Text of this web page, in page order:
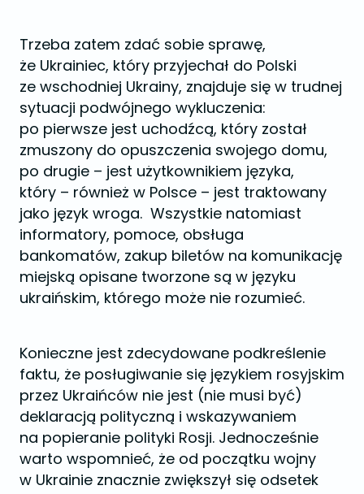
Trzeba zatem zdać sobie sprawę,
że Ukrainiec, który przyjechał do Polski
ze wschodniej Ukrainy, znajduje się w trudnej
sytuacji podwójnego wykluczenia:
po pierwsze jest uchodźcą, który został
zmuszony do opuszczenia swojego domu,
po drugie – jest użytkownikiem języka,
który – również w Polsce – jest traktowany
jako język wroga. Wszystkie natomiast
informatory, pomoce, obsługa
bankomatów, zakup biletów na komunikację
miejską opisane tworzone są w języku
ukraińskim, którego może nie rozumieć.
Konieczne jest zdecydowane podkreślenie
faktu, że posługiwanie się językiem rosyjskim
przez Ukraińców nie jest (nie musi być)
deklaracją polityczną i wskazywaniem
na popieranie polityki Rosji. Jednocześnie
warto wspomnieć, że od początku wojny
w Ukrainie znacznie zwiększył się odsetek